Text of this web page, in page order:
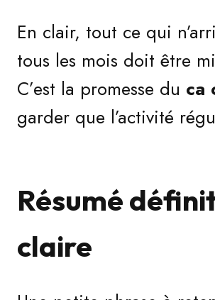
En clair, tout ce qui
tous les mois doit être
C’est la promesse du ca
garder que l’activité
Résumé
claire